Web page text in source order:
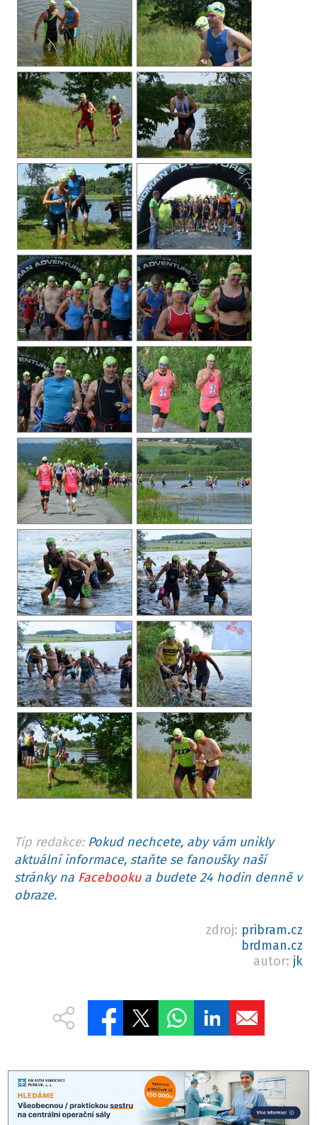
Tip redakce: Pokud nechcete, aby vám unikly
aktuální informace, staňte se fanoušky naší
stránky na Facebookua budete 24 hodin denně v
obraze.
zdroj: pribram.cz
brdman.cz
autor: jk